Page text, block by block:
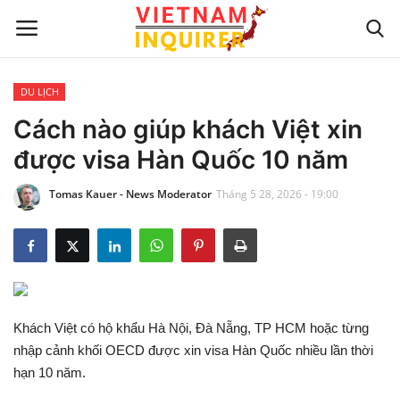
Trang chủ
Liên hệ
TIN TỨC THẾ GIỚI
CẬP NHẬT
CÔNG NGHỆ
DU LỊCH
Cách nào giúp khách Việt xin
được visa Hàn Quốc 10 năm
Tomas Kauer - News Moderator Tháng 5 28, 2026 - 19:00
Khách Việt có hộ khẩu Hà Nội, Đà Nẵng, TP HCM hoặc từng
nhập cảnh khối OECD được xin visa Hàn Quốc nhiều lần thời
hạn 10 năm.